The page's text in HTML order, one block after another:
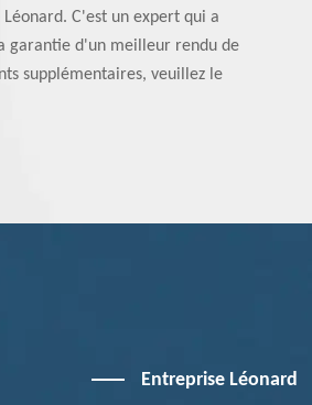
C'est un expert qui a
garantie d'un meilleur rendu de
supplémentaires, veuillez le
Entreprise Léonard